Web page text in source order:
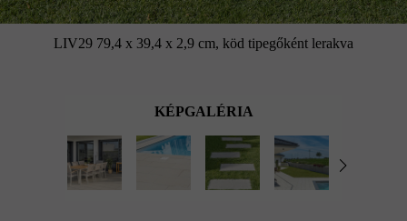
LIV29 79,4 x 39,4 x 2,9 cm, köd tipegőként lerakva
KÉPGALÉRIA